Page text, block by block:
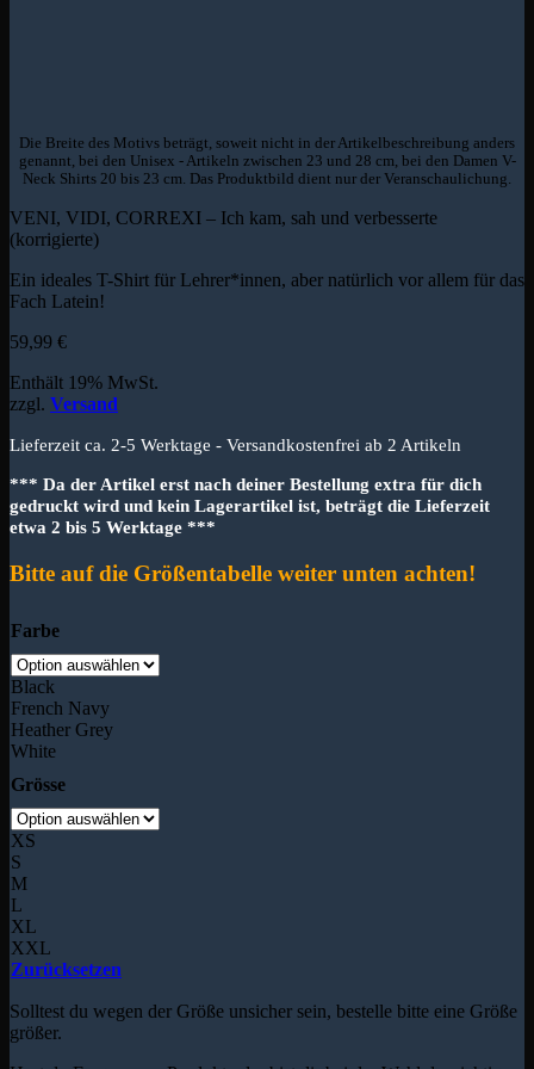
Die Breite des Motivs beträgt, soweit nicht in der Artikelbeschreibung anders
genannt, bei den Unisex - Artikeln zwischen 23 und 28 cm, bei den Damen V-
Neck Shirts 20 bis 23 cm. Das Produktbild dient nur der Veranschaulichung.
VENI, VIDI, CORREXI – Ich kam, sah und verbesserte
(korrigierte)
Ein ideales T-Shirt für Lehrer*innen, aber natürlich vor allem für das
Fach Latein!
59,99 €
Enthält 19% MwSt.
zzgl. Versand
Lieferzeit ca. 2-5 Werktage - Versandkostenfrei ab 2 Artikeln
*** Da der Artikel erst nach deiner Bestellung extra für dich
gedruckt wird und kein Lagerartikel ist, beträgt die Lieferzeit
etwa 2 bis 5 Werktage ***
Bitte auf die Größentabelle weiter unten achten!
Farbe
Black
French Navy
Heather Grey
White
Grösse
XS
S
M
L
XL
XXL
Zurücksetzen
Solltest du wegen der Größe unsicher sein, bestelle bitte eine Größe
größer.